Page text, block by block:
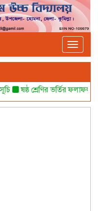
Toggle
ষষ্ঠ শ্রেণির ভর্তির ফলাফল ষষ্ঠ